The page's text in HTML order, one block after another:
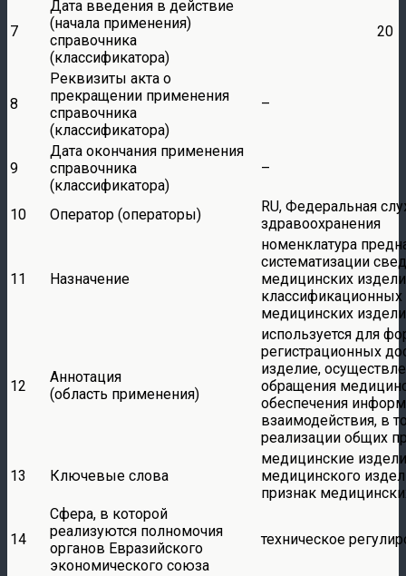
7
Дата введения в действие
(начала применения)
справочника
(классификатора)
20
8
Реквизиты акта о
прекращении применения
справочника
(классификатора)
–
9
Дата окончания применения
справочника
(классификатора)
–
10 Оператор (операторы)
RU, Федеральная
здравоохранения
11 Назначение
номенклатура
систематизации
медицинских
классификационных
медицинских
12
Аннотация
(область применения)
используется для
регистрационных
изделие,
обращения
обеспечения
взаимодействия, в
реализации общих
13 Ключевые слова
медицинские
медицинского
признак
14
Сфера, в которой
реализуются полномочия
органов Евразийского
экономического союза
техническое